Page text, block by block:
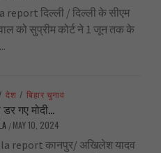
दिल्ली / दिल्ली के सीएम
को सुप्रीम कोर्ट ने 1 जून तक के
/ देश / बिहार चुनाव
गए मोदी…
/ MAY 10, 2024
report कानपुर/ अखिलेश यादव